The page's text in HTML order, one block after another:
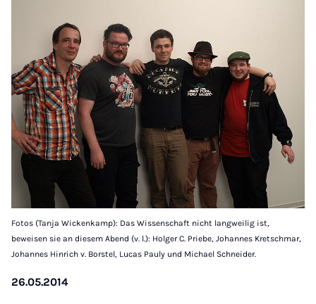
Fotos (Tanja Wickenkamp): Das Wissenschaft nicht langweilig ist,
beweisen sie an diesem Abend (v. l.): Holger C. Priebe, Johannes Kretschmar,
Johannes Hinrich v. Borstel, Lucas Pauly und Michael Schneider.
26.05.2014